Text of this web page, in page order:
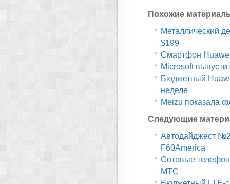
Похожие
Металлический
$199
Смартфон
Microsoft
Бюджетный
неделе
Meizu показала
Следующие
Автодайджест
F60America
Сотовые
МТС